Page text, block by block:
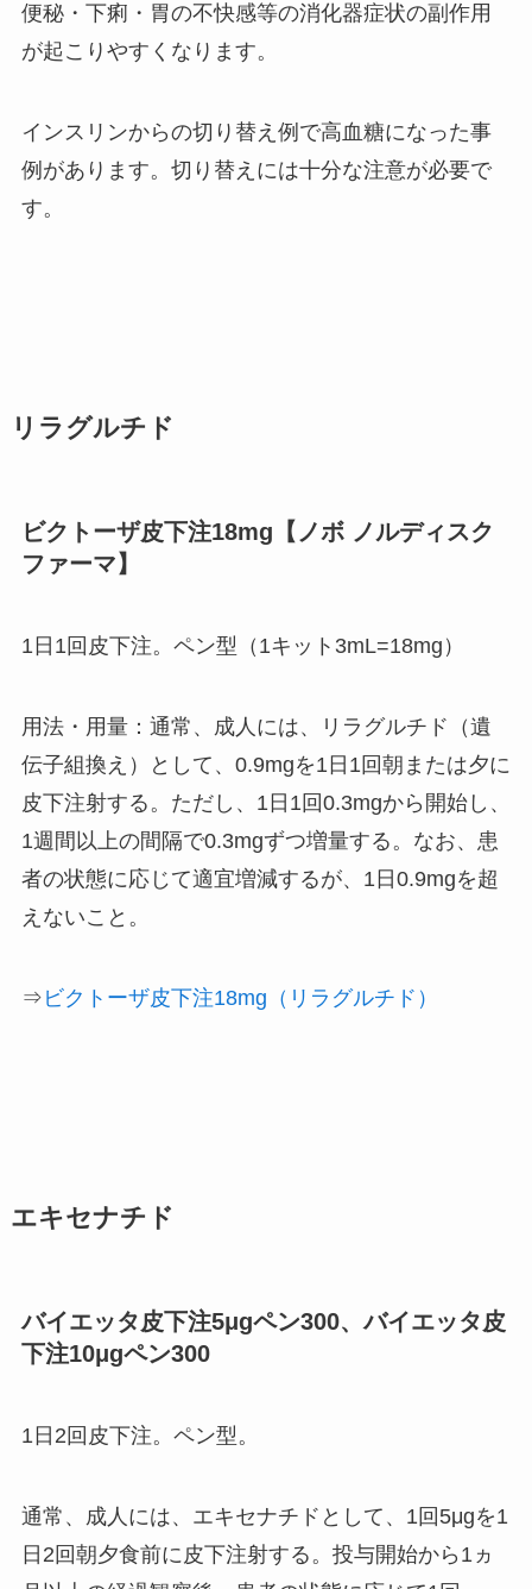
便秘・下痢・胃の不快感等の消化器症状の副作用
が起こりやすくなります。
インスリンからの切り替え例で高血糖になった事
例があります。切り替えには十分な注意が必要で
す。
リラグルチド
ビクトーザ皮下注18mg【ノボ ノルディスク
ファーマ】
1日1回皮下注。ペン型（1キット3mL=18mg）
用法・用量：通常、成人には、リラグルチド（遺
伝子組換え）として、0.9mgを1日1回朝または夕に
皮下注射する。ただし、1日1回0.3mgから開始し、
1週間以上の間隔で0.3mgずつ増量する。なお、患
者の状態に応じて適宜増減するが、1日0.9mgを超
えないこと。
⇒ ビクトーザ皮下注18mg（リラグルチド）
エキセナチド
バイエッタ皮下注5μgペン300、バイエッタ皮
下注10μgペン300
1日2回皮下注。ペン型。
通常、成人には、エキセナチドとして、1回5μgを1
日2回朝夕食前に皮下注射する。投与開始から1ヵ